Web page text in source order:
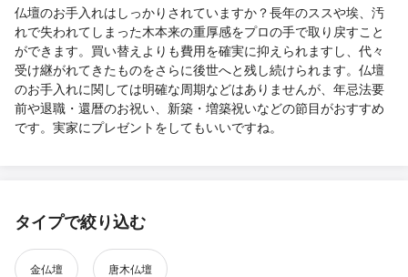
仏壇のお手入れはしっかりされていますか？長年のススや埃、汚
れで失われてしまった木本来の重厚感をプロの手で取り戻すこと
ができます。買い替えよりも費用を確実に抑えられますし、代々
受け継がれてきたものをさらに後世へと残し続けられます。仏壇
のお手入れに関しては明確な周期などはありませんが、年忌法要
前や退職・還暦のお祝い、新築・増築祝いなどの節目がおすすめ
です。実家にプレゼントをしてもいいですね。
タイプで絞り込む
金仏壇 唐木仏壇